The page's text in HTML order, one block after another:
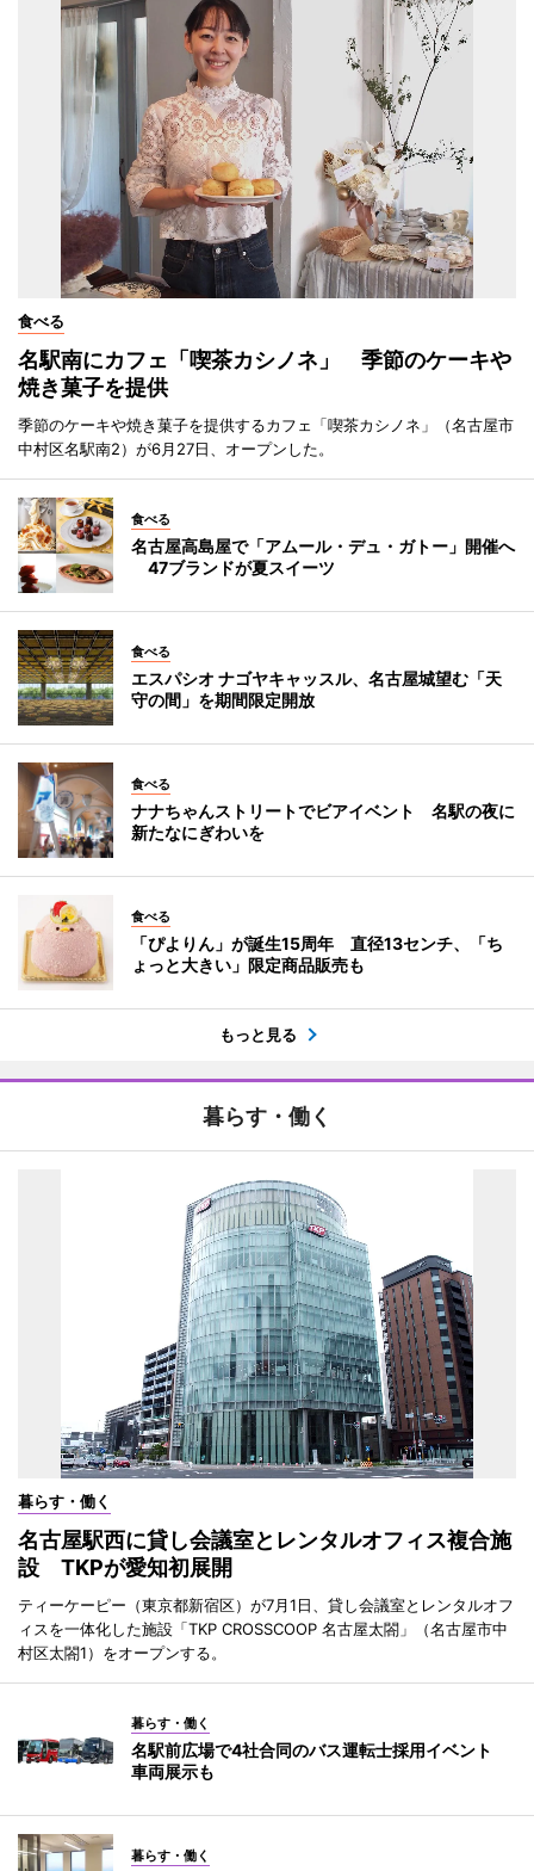
食べる
名駅南にカフェ「喫茶カシノネ」 季節のケーキや
焼き菓子を提供
季節のケーキや焼き菓子を提供するカフェ「喫茶カシノネ」（名古屋市
中村区名駅南2）が6月27日、オープンした。
食べる
名古屋高島屋で「アムール・デュ・ガトー」開催へ
47ブランドが夏スイーツ
食べる
エスパシオ ナゴヤキャッスル、名古屋城望む「天
守の間」を期間限定開放
食べる
ナナちゃんストリートでビアイベント 名駅の夜に
新たなにぎわいを
食べる
「ぴよりん」が誕生15周年 直径13センチ、「ち
ょっと大きい」限定商品販売も
もっと見る
暮らす・働く
暮らす・働く
名古屋駅西に貸し会議室とレンタルオフィス複合施
設 TKPが愛知初展開
ティーケーピー（東京都新宿区）が7月1日、貸し会議室とレンタルオフ
ィスを一体化した施設「TKP CROSSCOOP 名古屋太閤」（名古屋市中
村区太閤1）をオープンする。
暮らす・働く
名駅前広場で4社合同のバス運転士採用イベント
車両展示も
暮らす・働く